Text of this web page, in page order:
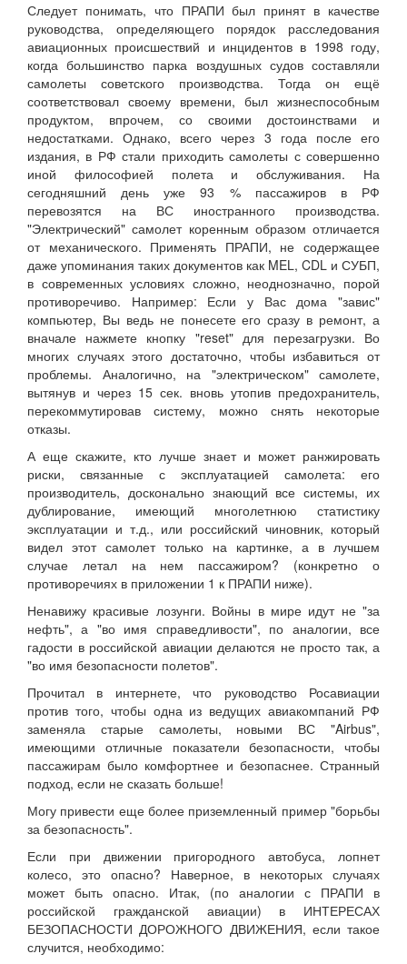
Следует понимать, что ПРАПИ был принят в качестве
руководства, определяющего порядок расследования
авиационных происшествий и инцидентов в 1998 году,
когда большинство парка воздушных судов составляли
самолеты советского производства. Тогда он ещё
соответствовал своему времени, был жизнеспособным
продуктом, впрочем, со своими достоинствами и
недостатками. Однако, всего через 3 года после его
издания, в РФ стали приходить самолеты с совершенно
иной философией полета и обслуживания. На
сегодняшний день уже 93 % пассажиров в РФ
перевозятся на ВС иностранного производства.
"Электрический" самолет коренным образом отличается
от механического. Применять ПРАПИ, не содержащее
даже упоминания таких документов как MEL, CDL и СУБП,
в современных условиях сложно, неоднозначно, порой
противоречиво. Например: Если у Вас дома "завис"
компьютер, Вы ведь не понесете его сразу в ремонт, а
вначале нажмете кнопку "reset" для перезагрузки. Во
многих случаях этого достаточно, чтобы избавиться от
проблемы. Аналогично, на "электрическом" самолете,
вытянув и через 15 сек. вновь утопив предохранитель,
перекоммутировав систему, можно снять некоторые
отказы.
А еще скажите, кто лучше знает и может ранжировать
риски, связанные с эксплуатацией самолета: его
производитель, досконально знающий все системы, их
дублирование, имеющий многолетнюю статистику
эксплуатации и т.д., или российский чиновник, который
видел этот самолет только на картинке, а в лучшем
случае летал на нем пассажиром? (конкретно о
противоречиях в приложении 1 к ПРАПИ ниже).
Ненавижу красивые лозунги. Войны в мире идут не "за
нефть", а "во имя справедливости", по аналогии, все
гадости в российской авиации делаются не просто так, а
"во имя безопасности полетов".
Прочитал в интернете, что руководство Росавиации
против того, чтобы одна из ведущих авиакомпаний РФ
заменяла старые самолеты, новыми ВС "Airbus",
имеющими отличные показатели безопасности, чтобы
пассажирам было комфортнее и безопаснее. Странный
подход, если не сказать больше!
Могу привести еще более приземленный пример "борьбы
за безопасность".
Если при движении пригородного автобуса, лопнет
колесо, это опасно? Наверное, в некоторых случаях
может быть опасно. Итак, (по аналогии с ПРАПИ в
российской гражданской авиации) в ИНТЕРЕСАХ
БЕЗОПАСНОСТИ ДОРОЖНОГО ДВИЖЕНИЯ, если такое
случится, необходимо: